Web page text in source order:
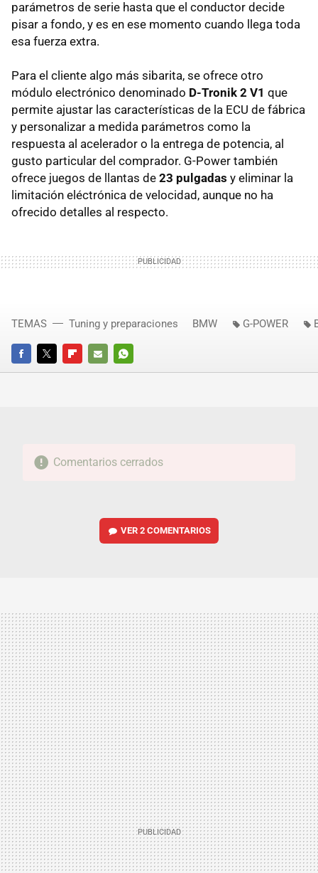
parámetros de serie hasta que el conductor decide
pisar a fondo, y es en ese momento cuando llega toda
esa fuerza extra.
Para el cliente algo más sibarita, se ofrece otro
módulo electrónico denominado D-Tronik 2 V1 que
permite ajustar las características de la ECU de fábrica
y personalizar a medida parámetros como la
respuesta al acelerador o la entrega de potencia, al
gusto particular del comprador. G-Power también
ofrece juegos de llantas de 23 pulgadas y eliminar la
limitación eléctrónica de velocidad, aunque no ha
ofrecido detalles al respecto.
FACEBOOKTWITTERFLIPBOARD
E-
WHATSAPP
TEMAS Tuning y preparaciones BMW G-POWER
Comentarios cerrados
VER2 COMENTARIOS